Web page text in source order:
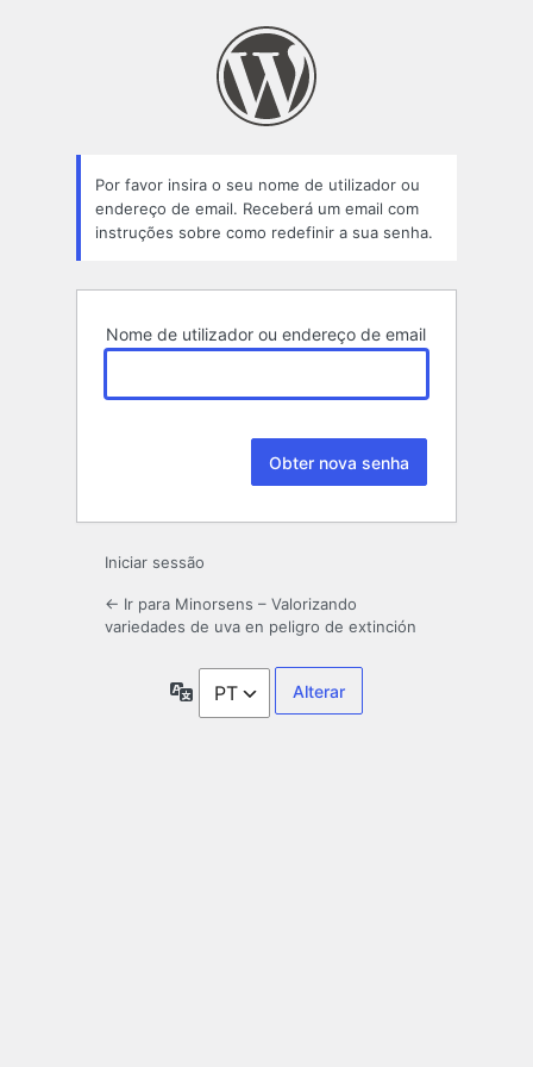
Por favor insira o seu nome de utilizador ou
endereço de email. Receberá um email com
instruções sobre como redefinir a sua senha.
Nome de utilizador ou endereço de email
Iniciar sessão
← Ir para Minorsens – Valorizando
variedades de uva en peligro de extinción
Idioma